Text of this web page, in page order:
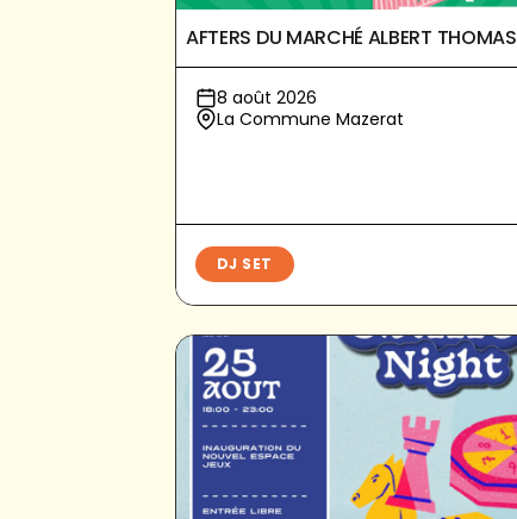
AFTERS DU MARCHÉ ALBERT THOMAS
8 août 2026
La Commune Mazerat
DJ SET